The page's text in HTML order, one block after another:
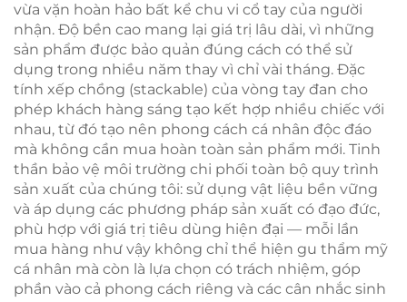
vừa vặn hoàn hảo bất kể chu vi cổ tay của người
nhận. Độ bền cao mang lại giá trị lâu dài, vì những
sản phẩm được bảo quản đúng cách có thể sử
dụng trong nhiều năm thay vì chỉ vài tháng. Đặc
tính xếp chồng (stackable) của vòng tay đan cho
phép khách hàng sáng tạo kết hợp nhiều chiếc với
nhau, từ đó tạo nên phong cách cá nhân độc đáo
mà không cần mua hoàn toàn sản phẩm mới. Tinh
thần bảo vệ môi trường chi phối toàn bộ quy trình
sản xuất của chúng tôi: sử dụng vật liệu bền vững
và áp dụng các phương pháp sản xuất có đạo đức,
phù hợp với giá trị tiêu dùng hiện đại — mỗi lần
mua hàng như vậy không chỉ thể hiện gu thẩm mỹ
cá nhân mà còn là lựa chọn có trách nhiệm, góp
phần vào cả phong cách riêng và các cân nhắc sinh